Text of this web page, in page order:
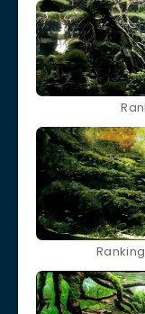
Ranking